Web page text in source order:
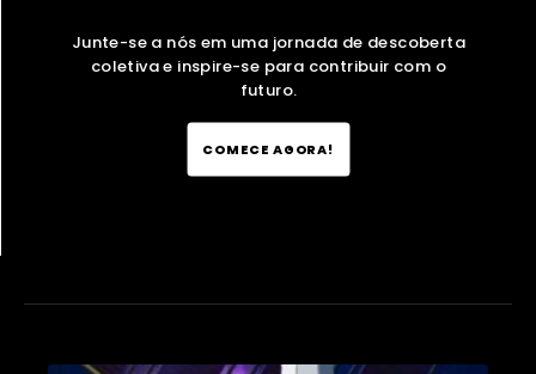
Junte-se a nós em uma jornada de descoberta
coletiva e inspire-se para contribuir com o
futuro.
COMECE AGORA!